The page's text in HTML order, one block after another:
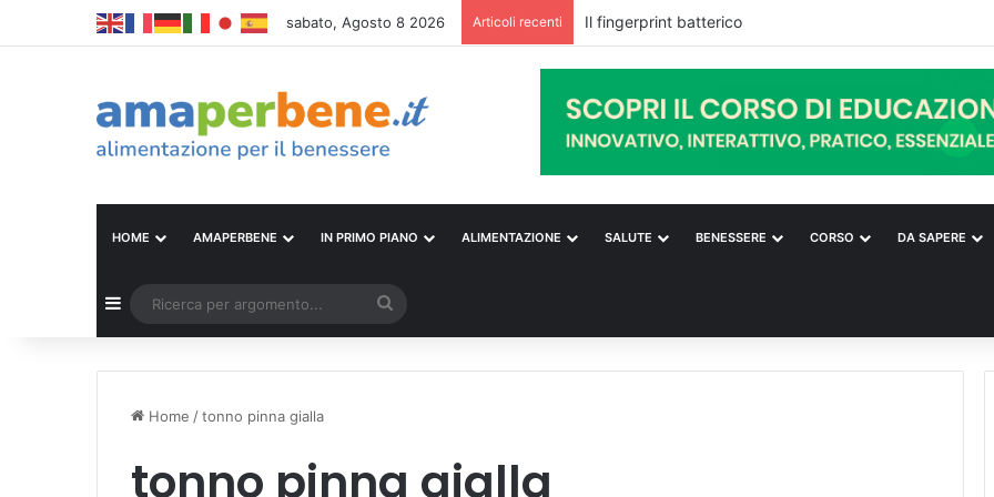
sabato, Agosto 8 2026 Articoli recenti Il fingerprint batterico
HOME AMAPERBENE IN PRIMO PIANO ALIMENTAZIONE SALUTE BENESSERE CORSO DA SAPERE
Barra laterale
per
Home /tonno pinna gialla
tonno pinna gialla